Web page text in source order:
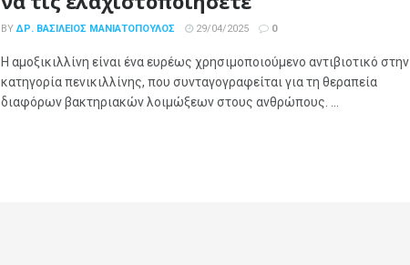
BY ΔΡ. ΒΑΣΊΛΕΙΟΣ ΜΑΝΙΑΤΌΠΟΥΛΟΣ 29/04/2025 0
Η αμοξικιλλίνη είναι ένα ευρέως χρησιμοποιούμενο αντιβιοτικό στην
κατηγορία πενικιλλίνης, που συνταγογραφείται για τη θεραπεία
διαφόρων βακτηριακών λοιμώξεων στους ανθρώπους. ...